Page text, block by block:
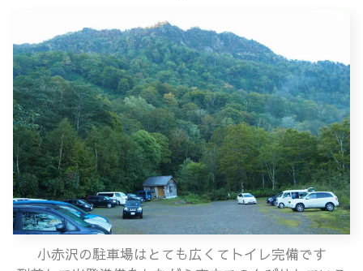
小赤沢の駐車場はとても広くてトイレ完備です